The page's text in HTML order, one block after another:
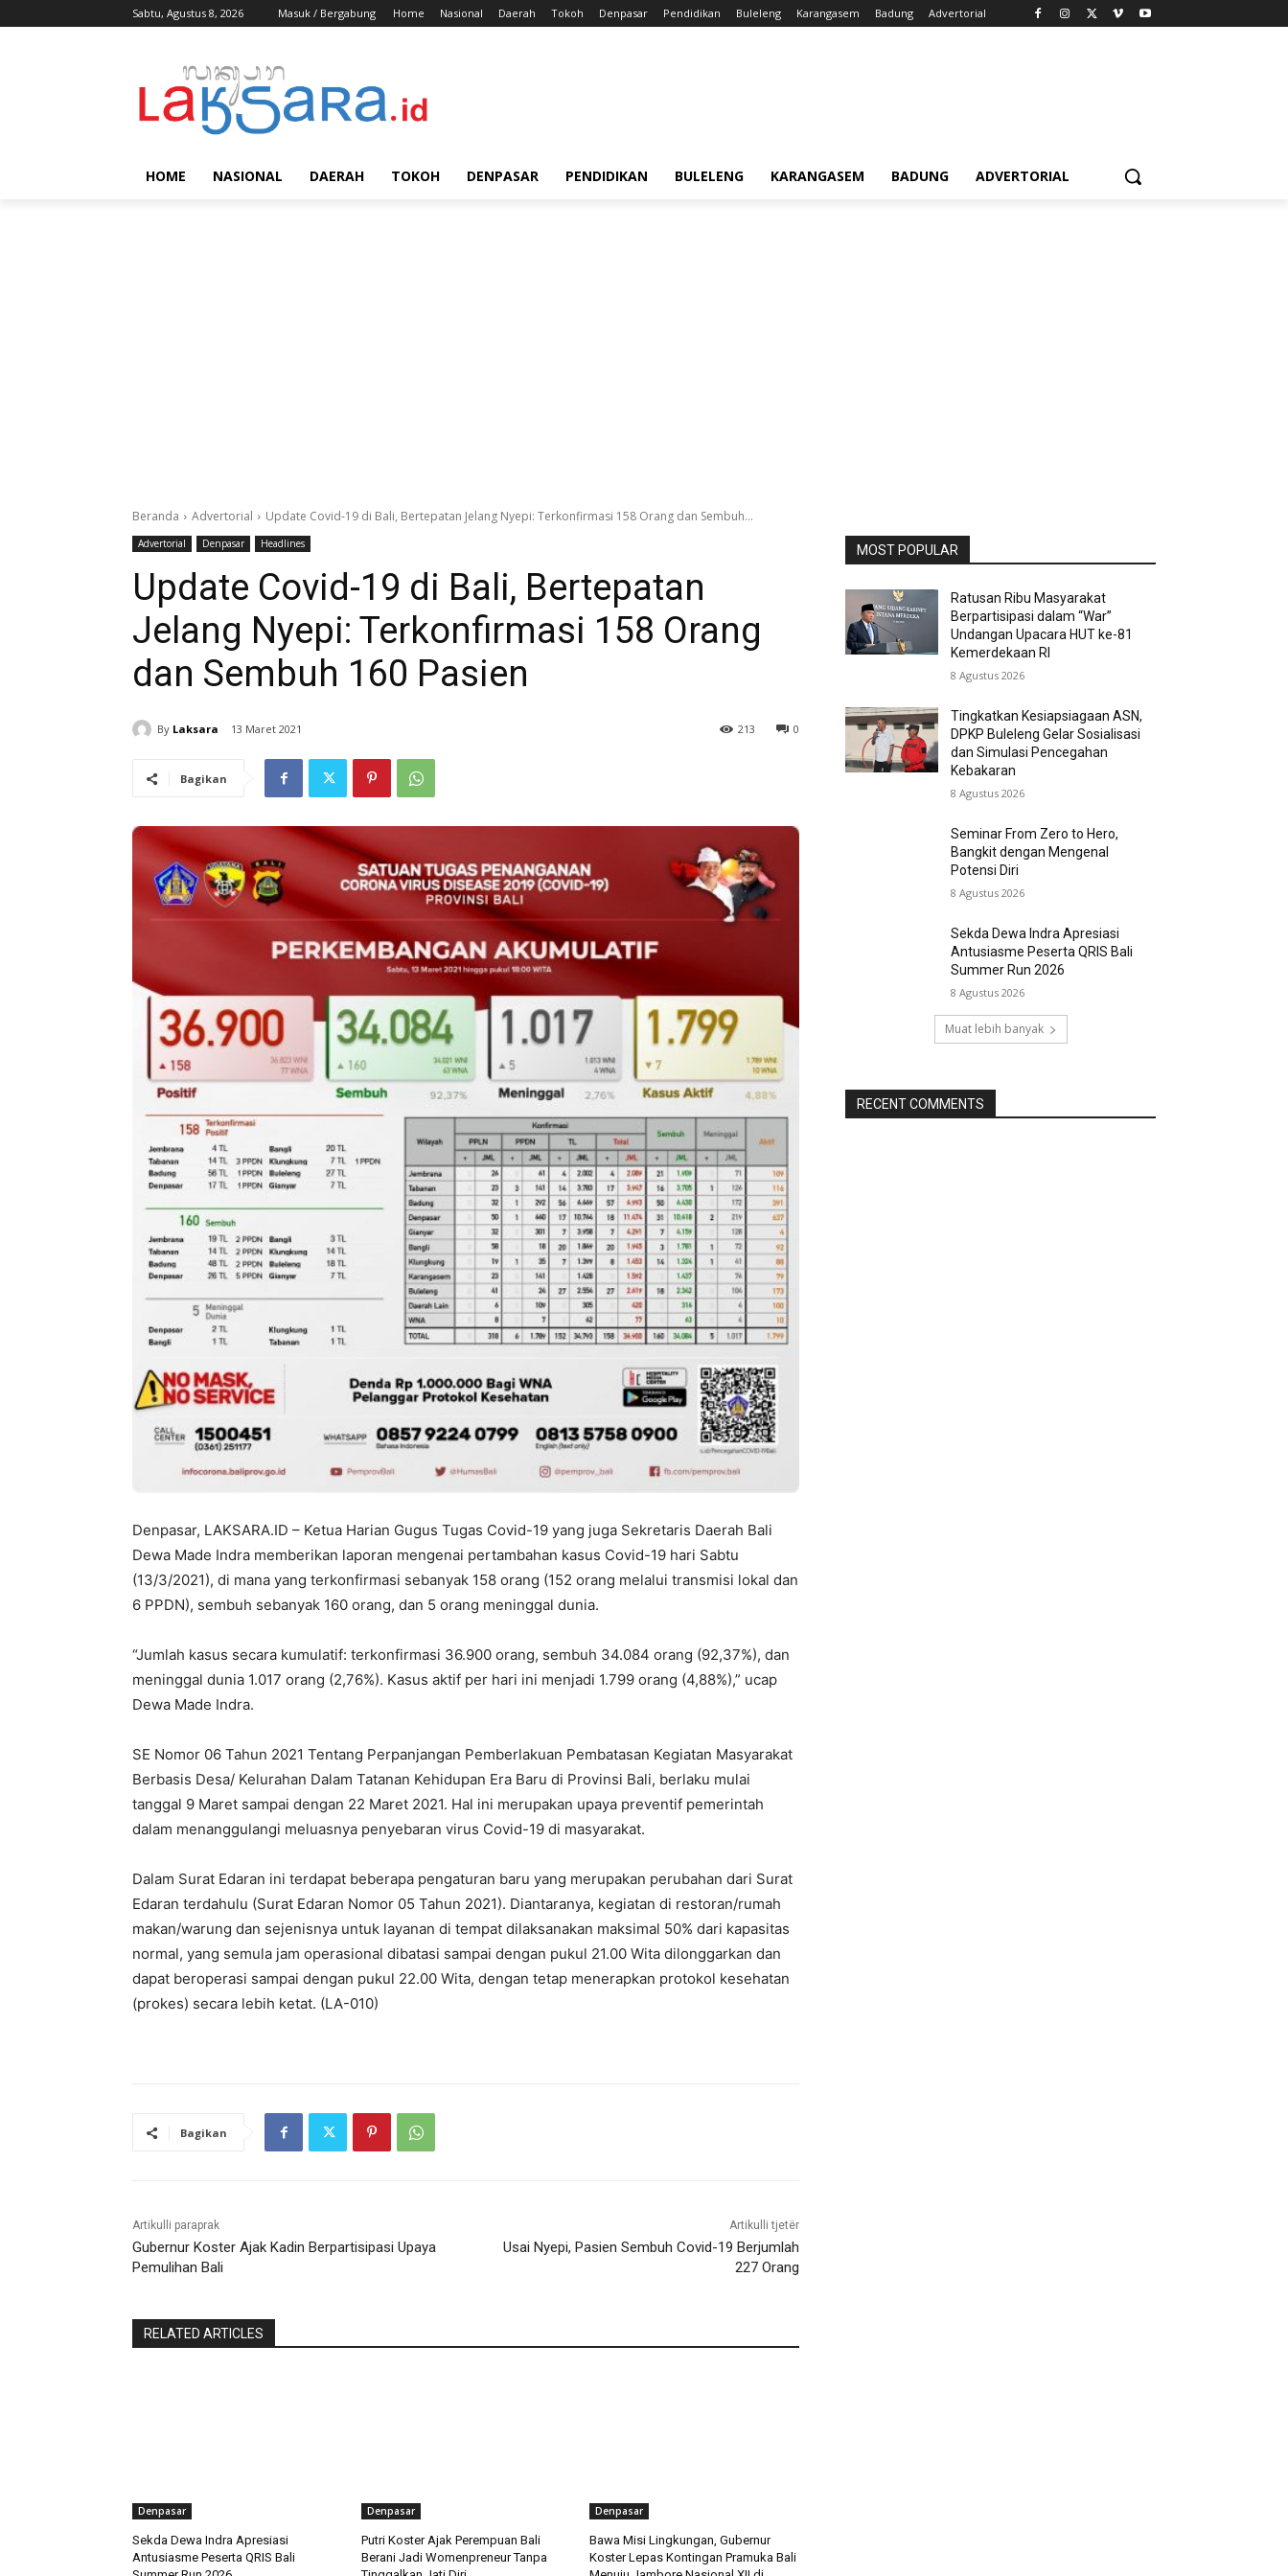
Sabtu, Agustus 8, 2026 Masuk / Bergabung Home Nasional Daerah Tokoh Denpasar Pendidikan Buleleng Karangasem Badung Advertorial
HOME NASIONAL DAERAH TOKOH DENPASAR PENDIDIKAN BULELENG KARANGASEM BADUNG ADVERTORIAL
Beranda Advertorial Update Covid-19 di Bali, Bertepatan Jelang Nyepi: Terkonfirmasi 158 Orang dan Sembuh...
Advertorial Denpasar Headlines
Update Covid-19 di Bali, Bertepatan
Jelang Nyepi: Terkonfirmasi 158 Orang
dan Sembuh 160 Pasien
By Laksara 13 Maret 2021 0
213
Bagikan
Denpasar, LAKSARA.ID – Ketua Harian Gugus Tugas Covid-19 yang juga Sekretaris Daerah Bali
Dewa Made Indra memberikan laporan mengenai pertambahan kasus Covid-19 hari Sabtu
(13/3/2021), di mana yang terkonfirmasi sebanyak 158 orang (152 orang melalui transmisi lokal dan
6 PPDN), sembuh sebanyak 160 orang, dan 5 orang meninggal dunia.
“Jumlah kasus secara kumulatif: terkonfirmasi 36.900 orang, sembuh 34.084 orang (92,37%), dan
meninggal dunia 1.017 orang (2,76%). Kasus aktif per hari ini menjadi 1.799 orang (4,88%),” ucap
Dewa Made Indra.
SE Nomor 06 Tahun 2021 Tentang Perpanjangan Pemberlakuan Pembatasan Kegiatan Masyarakat
Berbasis Desa/ Kelurahan Dalam Tatanan Kehidupan Era Baru di Provinsi Bali, berlaku mulai
tanggal 9 Maret sampai dengan 22 Maret 2021. Hal ini merupakan upaya preventif pemerintah
dalam menanggulangi meluasnya penyebaran virus Covid-19 di masyarakat.
Dalam Surat Edaran ini terdapat beberapa pengaturan baru yang merupakan perubahan dari Surat
Edaran terdahulu (Surat Edaran Nomor 05 Tahun 2021). Diantaranya, kegiatan di restoran/rumah
makan/warung dan sejenisnya untuk layanan di tempat dilaksanakan maksimal 50% dari kapasitas
normal, yang semula jam operasional dibatasi sampai dengan pukul 21.00 Wita dilonggarkan dan
dapat beroperasi sampai dengan pukul 22.00 Wita, dengan tetap menerapkan protokol kesehatan
(prokes) secara lebih ketat. (LA-010)
Bagikan
Artikulli paraprak
Gubernur Koster Ajak Kadin Berpartisipasi Upaya
Pemulihan Bali
Artikulli tjetër
Usai Nyepi, Pasien Sembuh Covid-19 Berjumlah
227 Orang
RELATED ARTICLES
Denpasar
Sekda Dewa Indra Apresiasi
Antusiasme Peserta QRIS Bali
Denpasar
Putri Koster Ajak Perempuan Bali
Berani Jadi Womenpreneur Tanpa
Denpasar
Bawa Misi Lingkungan, Gubernur
Koster Lepas Kontingan Pramuka Bali
MOST POPULAR
Ratusan Ribu Masyarakat
Berpartisipasi dalam “War”
Undangan Upacara HUT ke-81
Kemerdekaan RI
8 Agustus 2026
Tingkatkan Kesiapsiagaan ASN,
DPKP Buleleng Gelar Sosialisasi
dan Simulasi Pencegahan
Kebakaran
8 Agustus 2026
Seminar From Zero to Hero,
Bangkit dengan Mengenal
Potensi Diri
8 Agustus 2026
Sekda Dewa Indra Apresiasi
Antusiasme Peserta QRIS Bali
Summer Run 2026
8 Agustus 2026
Muat lebih banyak
RECENT COMMENTS